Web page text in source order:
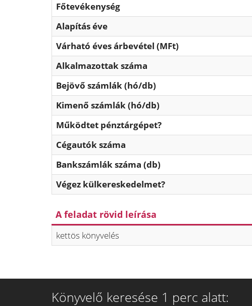
Főtevékenység
Alapítás éve
Várható éves árbevétel (MFt)
Alkalmazottak száma
Bejövő számlák (hó/db)
Kimenő számlák (hó/db)
Működtet pénztárgépet?
Cégautók száma
Bankszámlák száma (db)
Végez külkereskedelmet?
A feladat rövid leírása
kettös könyvelés
Könyvelő keresése 1 perc alatt: